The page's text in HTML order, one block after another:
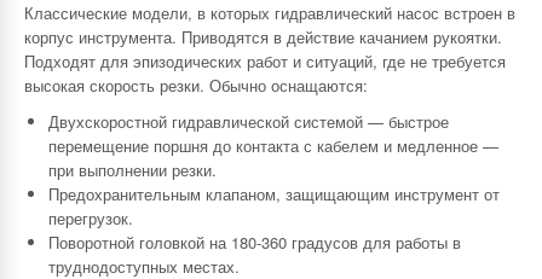
Классические модели, в которых гидравлический насос встроен в
корпус инструмента. Приводятся в действие качанием рукоятки.
Подходят для эпизодических работ и ситуаций, где не требуется
высокая скорость резки. Обычно оснащаются:
Двухскоростной гидравлической системой — быстрое
перемещение поршня до контакта с кабелем и медленное —
при выполнении резки.
Предохранительным клапаном, защищающим инструмент от
перегрузок.
Поворотной головкой на 180-360 градусов для работы в
труднодоступных местах.